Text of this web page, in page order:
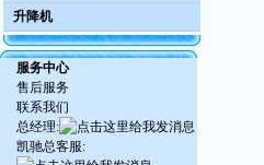
升降机
服务中心
售后服务
联系我们
总经理:
凯驰总客服: